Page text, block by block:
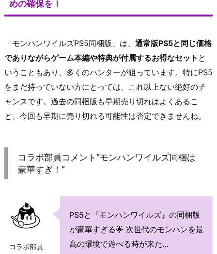
めの確保を！
「モンハンワイルズPS5同梱版」は、 通常版PS5と同じ価格
でありながらゲーム本編や特典が付属するお得なセット と
いうこともあり、多くのハンターが狙っています。特にPS5
をまだ持っていない方にとっては、これ以上ない絶好のチ
ャンスです。過去の同梱版も早期売り切れはよくあるこ
と、今回も早期に売り切れる可能性は否定できませんね。
コラボ部員コメント”モンハンワイルズ同梱は
豪華すぎ！”
コラボ部員
PS5と『モンハンワイルズ』の同梱版
が豪華すぎる🌟 次世代のモンハンを最
高の環境で遊べる時が来た…